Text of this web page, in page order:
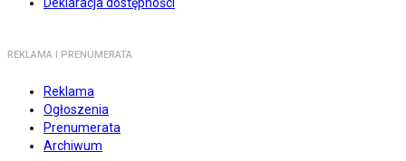
REKLAMA I PRENUMERATA
Reklama
Ogłoszenia
Prenumerata
Archiwum